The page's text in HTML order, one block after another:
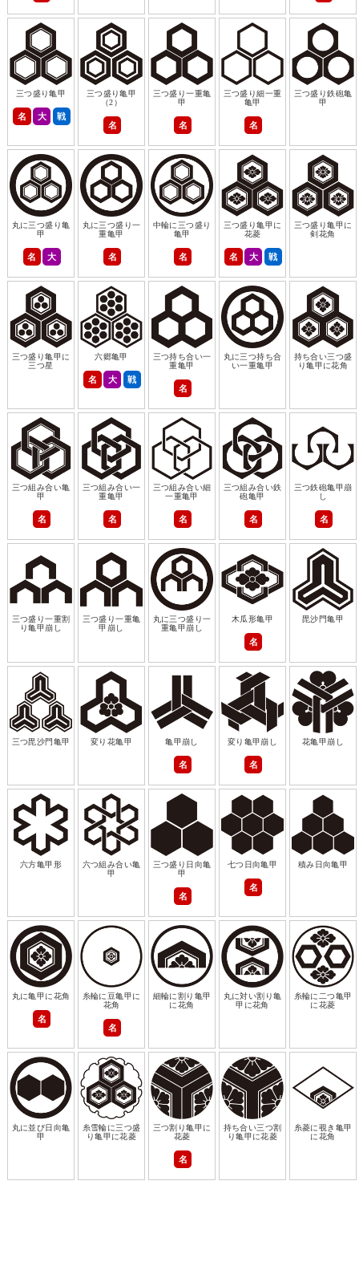
三つ盛り亀甲
名 大 戦
三つ盛り亀甲
（2）
名
三つ盛り一重亀
甲
名
三つ盛り細一重
亀甲
名
三つ盛り鉄砲亀
甲
丸に三つ盛り亀
甲
名 大
丸に三つ盛り一
重亀甲
名
中輪に三つ盛り
亀甲
名
三つ盛り亀甲に
花菱
名 大 戦
三つ盛り亀甲に
剣花角
三つ盛り亀甲に
三つ星
六郷亀甲
名 大 戦
三つ持ち合い一
重亀甲
名
丸に三つ持ち合
い一重亀甲
持ち合い三つ盛
り亀甲に花角
三つ組み合い亀
甲
名
三つ組み合い一
重亀甲
名
三つ組み合い細
一重亀甲
名
三つ組み合い鉄
砲亀甲
名
三つ鉄砲亀甲崩
し
名
三つ盛り一重割
り亀甲崩し
三つ盛り一重亀
甲崩し
丸に三つ盛り一
重亀甲崩し
木瓜形亀甲
名
毘沙門亀甲
三つ毘沙門亀甲 変り花亀甲 亀甲崩し
名
変り亀甲崩し
名
花亀甲崩し
六方亀甲形
六つ組み合い亀
甲
三つ盛り日向亀
甲
名
七つ日向亀甲
名
積み日向亀甲
丸に亀甲に花角
名
糸輪に豆亀甲に
花角
名
細輪に割り亀甲
に花角
丸に対い割り亀
甲に花角
糸輪に二つ亀甲
に花菱
丸に並び日向亀
甲
糸雪輪に三つ盛
り亀甲に花菱
三つ割り亀甲に
花菱
名
持ち合い三つ割
り亀甲に花菱
糸菱に覗き亀甲
に花角